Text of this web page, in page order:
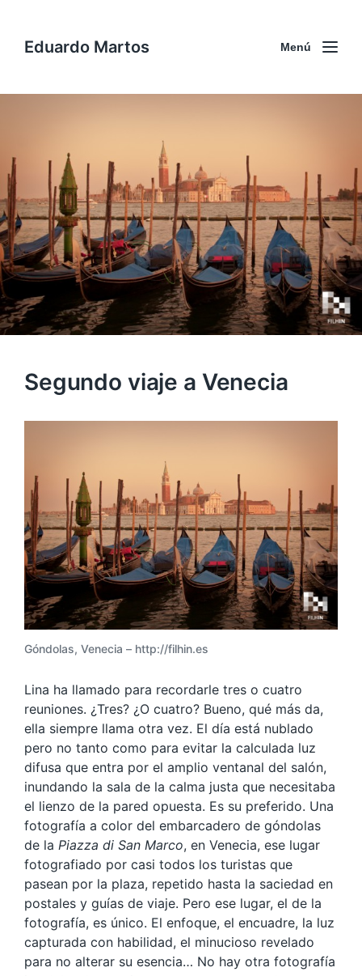
Eduardo Martos Menú
Segundo viaje a Venecia
Góndolas, Venecia – http://filhin.es
Lina ha llamado para recordarle tres o cuatro
reuniones. ¿Tres? ¿O cuatro? Bueno, qué más da,
ella siempre llama otra vez. El día está nublado
pero no tanto como para evitar la calculada luz
difusa que entra por el amplio ventanal del salón,
inundando la sala de la calma justa que necesitaba
el lienzo de la pared opuesta. Es su preferido. Una
fotografía a color del embarcadero de góndolas
de la Piazza di San Marco, en Venecia, ese lugar
fotografiado por casi todos los turistas que
pasean por la plaza, repetido hasta la saciedad en
postales y guías de viaje. Pero ese lugar, el de la
fotografía, es único. El enfoque, el encuadre, la luz
capturada con habilidad, el minucioso revelado
para no alterar su esencia… No hay otra fotografía